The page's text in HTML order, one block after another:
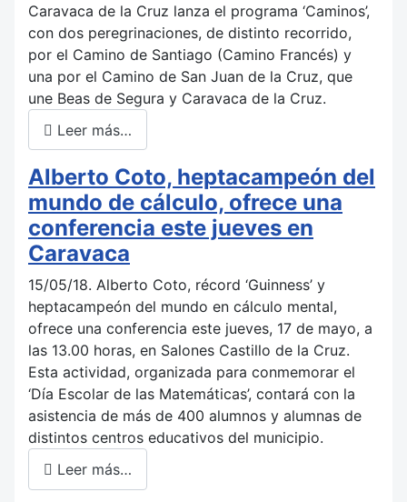
Caravaca de la Cruz lanza el programa ‘Caminos’,
con dos peregrinaciones, de distinto recorrido,
por el Camino de Santiago (Camino Francés) y
una por el Camino de San Juan de la Cruz, que
une Beas de Segura y Caravaca de la Cruz.
Leer más…
Alberto Coto, heptacampeón del
mundo de cálculo, ofrece una
conferencia este jueves en
Caravaca
15/05/18. Alberto Coto, récord ‘Guinness’ y
heptacampeón del mundo en cálculo mental,
ofrece una conferencia este jueves, 17 de mayo, a
las 13.00 horas, en Salones Castillo de la Cruz.
Esta actividad, organizada para conmemorar el
‘Día Escolar de las Matemáticas’, contará con la
asistencia de más de 400 alumnos y alumnas de
distintos centros educativos del municipio.
Leer más…